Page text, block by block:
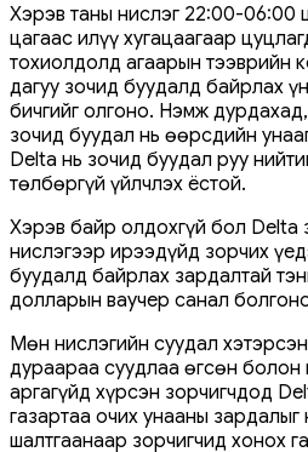
Хэрэв таны нислэг 22:00-06:00
цагаас илүү хугацаагаар
тохиолдолд агаарын тээврийн
дагуу зочид буудалд байрлах
бичгийг олгоно. Нэмж
зочид буудал нь өөрсдийн
Delta нь зочид буудал руу
төлбөргүй үйлчлэх ёстой.
Хэрэв байр олдохгүй бол Delta
нислэгээр ирээдүйд зорчих
буудалд байрлах зардалтай
долларын ваучер санал
Мөн нислэгийн суудал
дураараа суудлаа өгсөн болон
аргагүйд хүрсэн зорчигчдод
газартаа очих унааны зардалыг
шалтгаанаар зорчигчид хонох